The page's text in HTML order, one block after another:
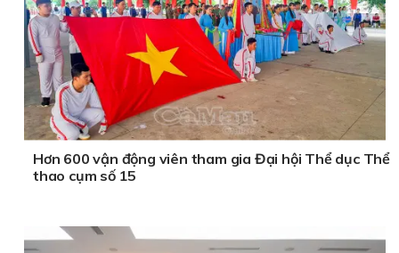
Hơn 600 vận động viên tham gia Đại hội Thể dục Thể
thao cụm số 15